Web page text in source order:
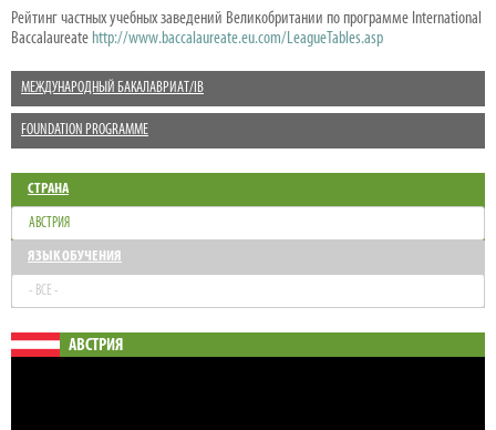
Рейтинг частных учебных заведений Великобритании по программе International
Baccalaureate http://www.baccalaureate.eu.com/LeagueTables.asp
МЕЖДУНАРОДНЫЙ БАКАЛАВРИАТ/IB
FOUNDATION PROGRAMME
СТРАНА
АВСТРИЯ
ЯЗЫК ОБУЧЕНИЯ
- ВСЕ -
АВСТРИЯ